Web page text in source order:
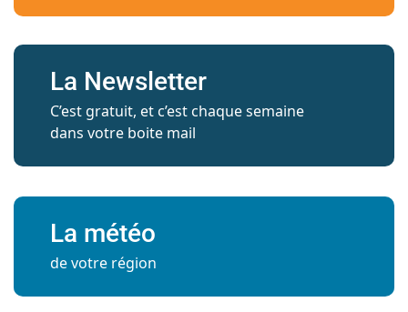
La Newsletter
C’est gratuit, et c’est chaque semaine
dans votre boite mail
La météo
de votre région